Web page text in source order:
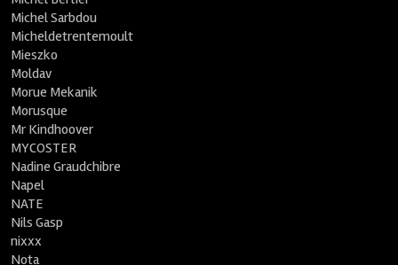
Michel Sarbdou
Micheldetrentemoult
Mieszko
Moldav
Morue Mekanik
Morusque
Mr Kindhoover
MYCOSTER
Nadine Graudchibre
Napel
NATE
Nils Gasp
nixxx
Nota